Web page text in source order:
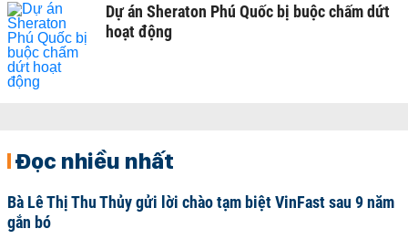
Dự án Sheraton Phú Quốc bị buộc chấm dứt
hoạt động
Đọc nhiều nhất
Bà Lê Thị Thu Thủy gửi lời chào tạm biệt VinFast sau 9 năm
gắn bó